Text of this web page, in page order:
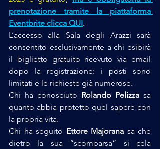
prenotazione tramite la piattaforma
Eventbrite clicca QUI.
L’accesso alla Sala degli Arazzi sarà
consentito esclusivamente a chi esibirà
il biglietto gratuito ricevuto via email
dopo la registrazione: i posti sono
limitati e le richieste già numerose.
Chi ha conosciuto Rolando Pelizza sa
quanto abbia protetto quel sapere con
la propria vita.
Chi ha seguito Ettore Majorana sa che
dietro la sua “scomparsa” si cela